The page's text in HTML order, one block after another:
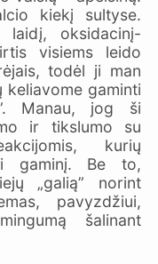
kiekį sultyse.
laidį, oksidacinį-
visiems leido
todėl ji man
keliavome gaminti
Manau, jog ši
ir tikslumo su
kurių
gaminį. Be to,
„galią” norint
pavyzdžiui,
šalinant